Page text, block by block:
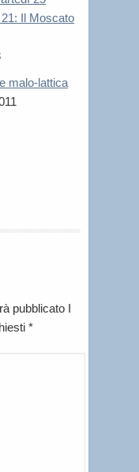
Il Moscato
malo-lattica
pubblicato I
*